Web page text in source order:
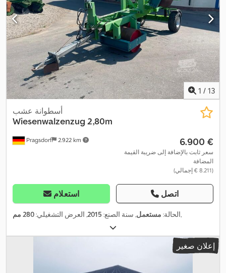
1 / 13
Pragsdorf 2.922 km
أسطوانة عشب
Wiesenwalzenzug 2,80m
‏6.900 €
سعر ثابت بالإضافة إلى ضريبة القيمة
المضافة
(‏8.211 € إجمالي)
استعلام اتصل
الحالة: مستعمل, سنة الصنع: 2015, العرض التشغيلي:280 مم ,
إعلان صغير